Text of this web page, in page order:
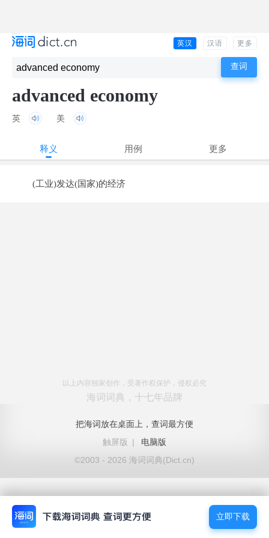
英汉 汉语 更多
advanced economy
英 美
释义 用例 更多
(工业)发达(国家)的经济
以上内容独家创作，受著作权保护，侵权必究
海词词典，十七年品牌
把海词放在桌面上，查词最方便
触屏版
|
电脑版
©2003 - 2026 海词词典(Dict.cn)
立即下载
立即下载